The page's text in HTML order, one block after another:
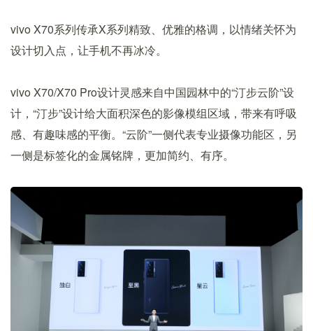
vivo X70系列传承X系列精致、优雅的格调，以情绪关怀为
设计切入点，让手机不再冰冷。
vivo X70/X70 Pro设计灵感来自中国园林中的“汀步云阶”设
计，“汀步”设计给大面积深色的影像模组区域，带来有呼吸
感、有趣味感的平衡。“云阶”一侧代表专业摄像功能区，另
一侧是标签化的金属铭牌，更加简约、有序。